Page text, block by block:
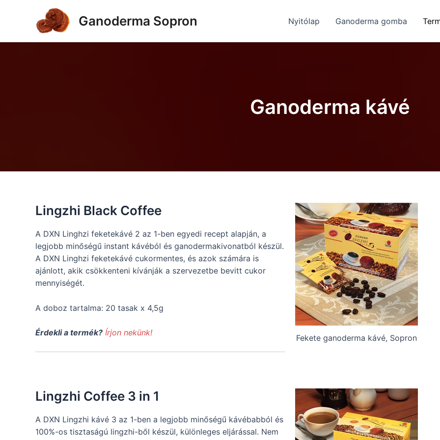
Ganoderma Sopron Nyitólap Ganoderma gomba
Ganoderma kávé
Fekete ganoderma kávé, Sopron
Lingzhi Black Coffee
A DXN Linghzi feketekávé 2 az 1-ben egyedi recept alapján, a
legjobb minőségű instant kávéból és ganodermakivonatból készül.
A DXN Linghzi feketekávé cukormentes, és azok számára is
ajánlott, akik csökkenteni kívánják a szervezetbe bevitt cukor
mennyiségét.
A doboz tartalma: 20 tasak x 4,5g
Érdekli a termék? Írjon nekünk!
Lingzhi Coffee 3 in 1
A DXN Lingzhi kávé 3 az 1-ben a legjobb minőségű kávébabból és
100%-os tisztaságú lingzhi-ből készül, különleges eljárással. Nem